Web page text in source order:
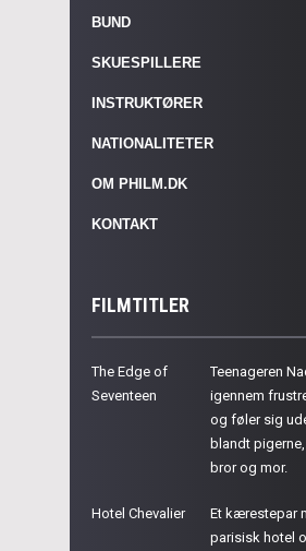
BUND
SKUESPILLERE
INSTRUKTØRER
NATIONALITETER
OM PHILM.DK
KONTAKT
FILMTITLER
The Edge of
Seventeen
Teenageren
igennem
og føler sig
blandt
bror og mor.
Hotel Chevalier
Et kærestepar
parisisk hotel